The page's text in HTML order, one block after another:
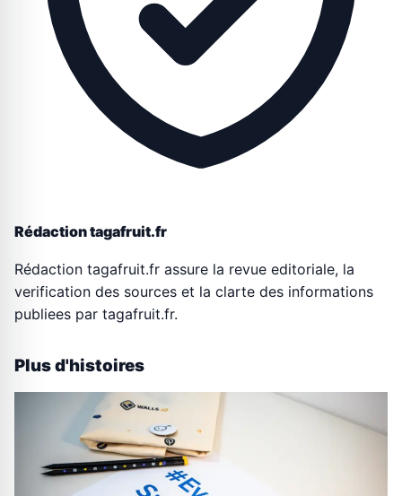
Rédaction tagafruit.fr
Rédaction tagafruit.fr assure la revue editoriale, la
verification des sources et la clarte des informations
publiees par tagafruit.fr.
Plus d'histoires